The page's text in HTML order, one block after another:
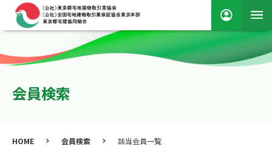
会員検索
HOME 会員検索 該当会員一覧